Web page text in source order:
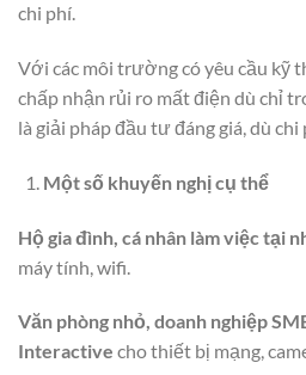
chi phí.
Với các môi trường có yêu cầu kỹ
chấp nhận rủi ro mất điện dù chỉ
là giải pháp đầu tư đáng giá, dù chi
Một số khuyến nghị cụ thể
Hộ gia đình, cá nhân làm việc tại
máy tính, wifi.
Văn phòng nhỏ, doanh nghiệp
Interactive cho thiết bị mạng,